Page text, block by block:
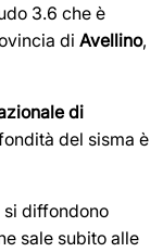
3.6 che è
di Avellino,
di
del sisma è
si diffondono
sale subito alle